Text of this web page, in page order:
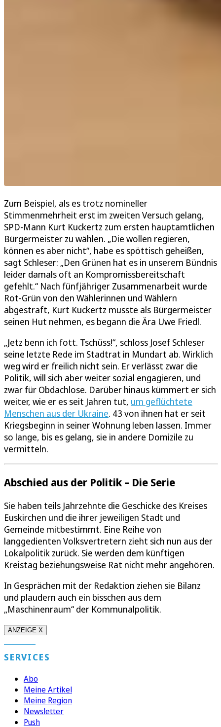
Zum Beispiel, als es trotz nomineller
Stimmenmehrheit erst im zweiten Versuch gelang,
SPD-Mann Kurt Kuckertz zum ersten hauptamtlichen
Bürgermeister zu wählen. „Die wollen regieren,
können es aber nicht“, habe es spöttisch geheißen,
sagt Schleser: „Den Grünen hat es in unserem Bündnis
leider damals oft an Kompromissbereitschaft
gefehlt.“ Nach fünfjähriger Zusammenarbeit wurde
Rot-Grün von den Wählerinnen und Wählern
abgestraft, Kurt Kuckertz musste als Bürgermeister
seinen Hut nehmen, es begann die Ära Uwe Friedl.
„Jetz benn ich fott. Tschüss!“, schloss Josef Schleser
seine letzte Rede im Stadtrat in Mundart ab. Wirklich
weg wird er freilich nicht sein. Er verlässt zwar die
Politik, will sich aber weiter sozial engagieren, und
zwar für Obdachlose. Darüber hinaus kümmert er sich
weiter, wie er es seit Jahren tut, um geflüchtete
Menschen aus der Ukraine. 43 von ihnen hat er seit
Kriegsbeginn in seiner Wohnung leben lassen. Immer
so lange, bis es gelang, sie in andere Domizile zu
vermitteln.
Abschied aus der Politik – Die Serie
Sie haben teils Jahrzehnte die Geschicke des Kreises
Euskirchen und die ihrer jeweiligen Stadt und
Gemeinde mitbestimmt. Eine Reihe von
langgedienten Volksvertretern zieht sich nun aus der
Lokalpolitik zurück. Sie werden dem künftigen
Kreistag beziehungsweise Rat nicht mehr angehören.
In Gesprächen mit der Redaktion ziehen sie Bilanz
und plaudern auch ein bisschen aus dem
„Maschinenraum“ der Kommunalpolitik.
ANZEIGE X
SERVICES
Abo
Meine Artikel
Meine Region
Newsletter
Push